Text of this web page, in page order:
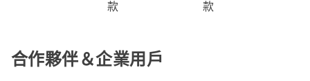
款 款
合作夥伴＆企業用戶